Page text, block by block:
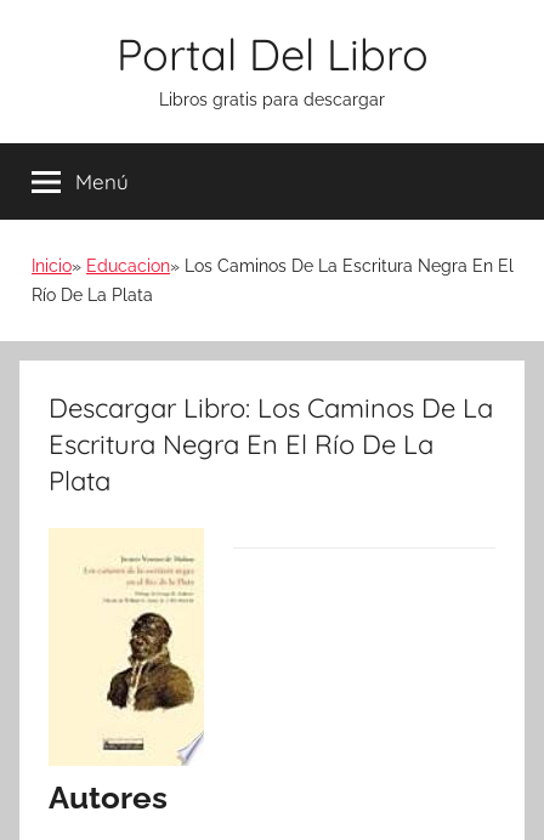
Portal Del Libro
Libros gratis para descargar
Menú
Inicio Educacion
Los Caminos De La Escritura Negra En El
Río De La Plata
Descargar Libro: Los Caminos De La
Escritura Negra En El Río De La
Plata
Autores